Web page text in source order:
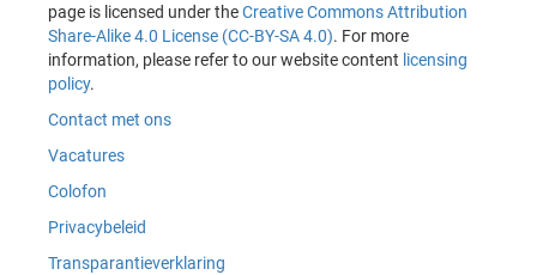
page is licensed under theCreative Commons Attribution
Share-Alike 4.0 License (CC-BY-SA 4.0). For more
information, please refer to our website content licensing
policy.
Contact met ons
Vacatures
Colofon
Privacybeleid
Transparantieverklaring